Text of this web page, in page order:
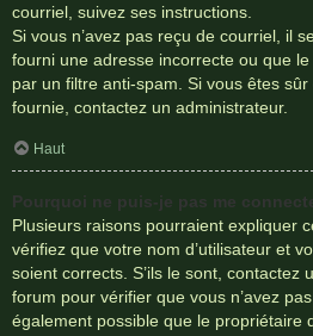
courriel, suivez ses instructions.
Si vous n’avez pas reçu de courriel, il
fourni une adresse incorrecte ou que
par un filtre anti-spam. Si vous êtes sûr
fournie, contactez un administrateur.
Haut
Pourquoi ne puis-je pas me
Plusieurs raisons pourraient expliquer
vérifiez que votre nom d’utilisateur et
soient corrects. S’ils le sont, contactez
forum pour vérifier que vous n’avez
également possible que le propriétaire